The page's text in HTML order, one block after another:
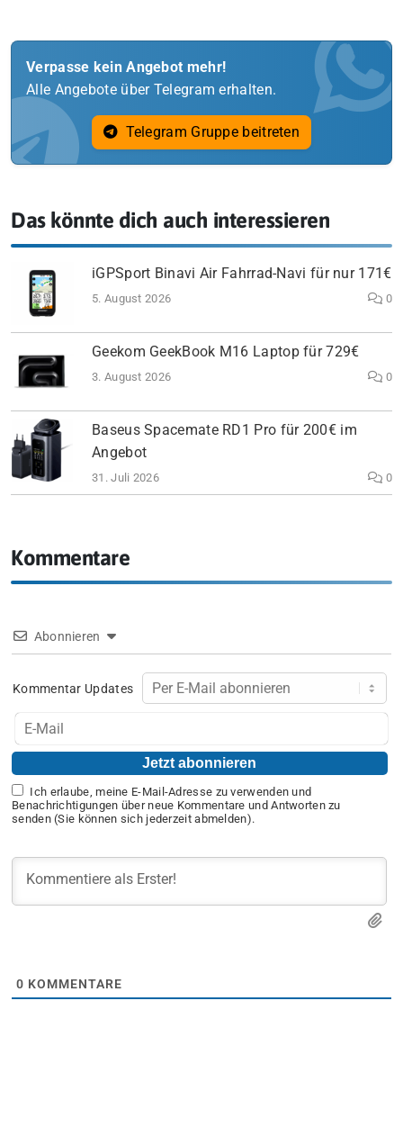
Verpasse kein Angebot mehr!
Alle Angebote über Telegram erhalten.
Telegram Gruppe beitreten
Das könnte dich auch interessieren
iGPSport Binavi Air Fahrrad-Navi für nur 171€
5. August 2026 0
Geekom GeekBook M16 Laptop für 729€
3. August 2026 0
Baseus Spacemate RD1 Pro für 200€ im
Angebot
31. Juli 2026 0
Kommentare
Abonnieren
Kommentar Updates
Ich erlaube, meine E-Mail-Adresse zu verwenden und
Benachrichtigungen über neue Kommentare und Antworten zu
senden (Sie können sich jederzeit abmelden).
0 KOMMENTARE